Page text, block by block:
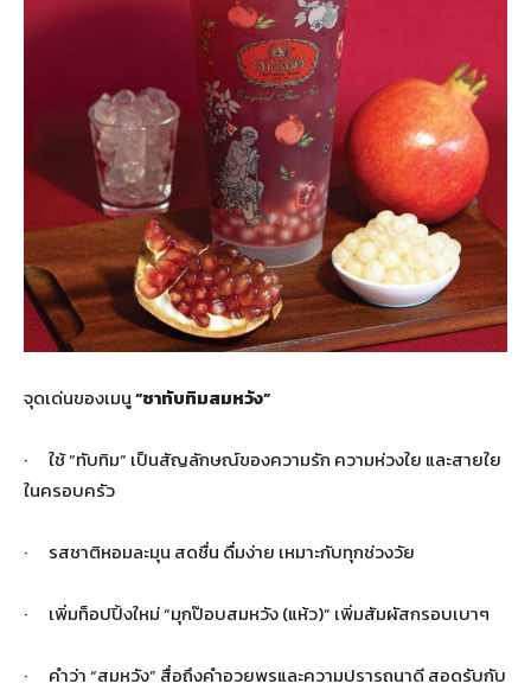
จุดเด่นของเมนู“ชาทับทิมสมหวัง”
· ใช้ “ทับทิม” เป็นสัญลักษณ์ของความรัก ความห่วงใย และสายใย
ในครอบครัว
· รสชาติหอมละมุน สดชื่น ดื่มง่าย เหมาะกับทุกช่วงวัย
· เพิ่มท็อปปิ้งใหม่ “มุกป๊อบสมหวัง (แห้ว)” เพิ่มสัมผัสกรอบเบาๆ
· คำว่า “สมหวัง” สื่อถึงคำอวยพรและความปรารถนาดี สอดรับกับ